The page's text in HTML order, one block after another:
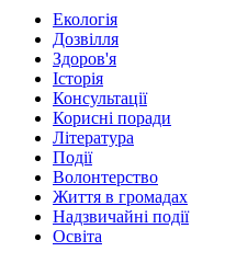
Екологія
Дозвілля
Здоров'я
Історія
Консультації
Корисні поради
Література
Події
Волонтерство
Життя в громадах
Надзвичайні події
Освіта